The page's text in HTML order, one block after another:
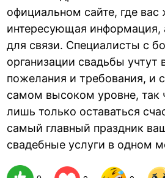
официальном сайте, где вас
интересующая информация,
для связи. Специалисты с
организации свадьбы учтут
пожелания и требования, и
самом высоком уровне, так
лишь только оставаться
самый главный праздник
свадебные услуги в одном